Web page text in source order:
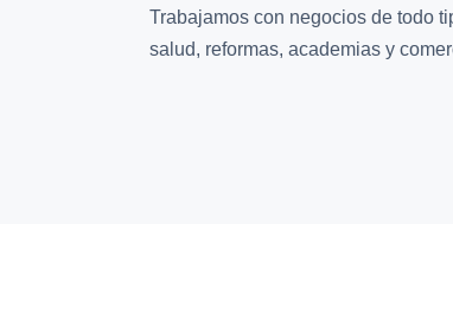
Trabajamos con negocios de todo
salud, reformas, academias y